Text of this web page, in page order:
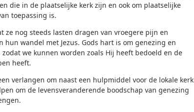
die in de plaatselijke kerk zijn en ook om plaatselijke
toepassing is.
ze nog steeds lasten dragen van vroegere pijn en
wandel met Jezus. Gods hart is om genezing en
we kunnen worden zoals Hij heeft bedoeld en de
heeft.
verlangen om naast een hulpmiddel voor de lokale kerk
om de levensveranderende boodschap van genezing